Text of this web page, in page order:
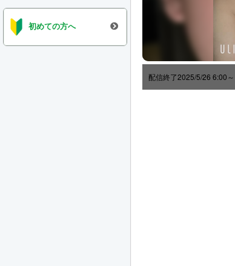
初めての方へ
配信終了2025/5/26 6:00～